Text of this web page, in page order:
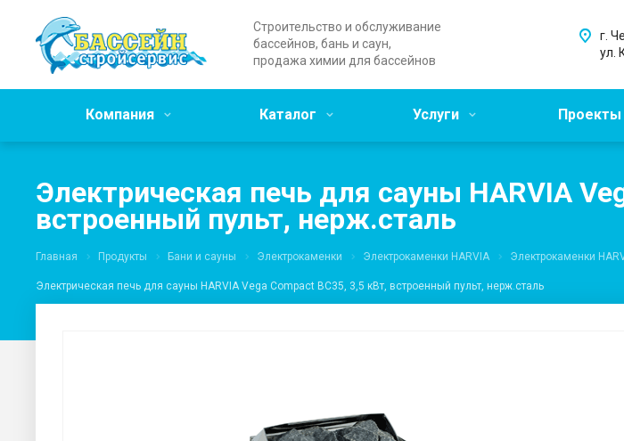
Строительство и обслуживание
бассейнов, бань и саун,
продажа химии для бассейнов
г.
ул.
Компания Каталог Услуги Проекты
Электрическая печь для сауны HARVIA
встроенный пульт, нерж.сталь
Главная Продукты Бани и сауны Электрокаменки Электрокаменки HARVIA Электрокаменки
Электрическая печь для сауны HARVIA Vega Compact BC35, 3,5 кВт, встроенный пульт, нерж.сталь